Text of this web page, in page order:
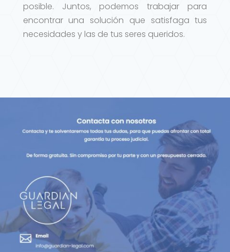
posible. Juntos, podemos trabajar para
encontrar una solución que satisfaga tus
necesidades y las de tus seres queridos.